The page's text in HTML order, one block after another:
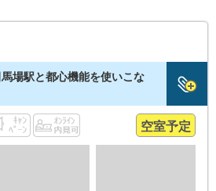
場駅と都心機能を使いこな
空室予定